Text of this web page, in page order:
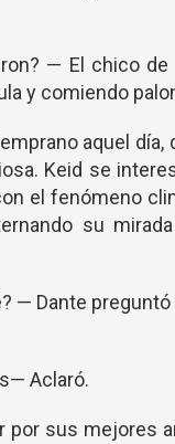
— El chico
y comiendo
aquel día,
Keid se
el fenómeno
su
— Dante
Aclaró.
por sus mejores